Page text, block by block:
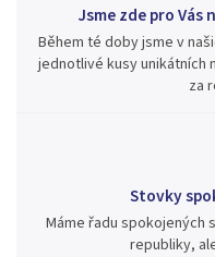
Jsme zde pro
Během té doby jsme v
jednotlivé kusy unikátních
za
Stovky
Máme řadu spokojených
republiky,